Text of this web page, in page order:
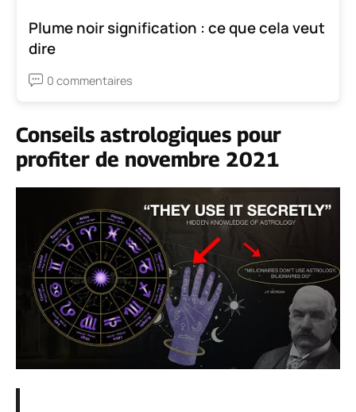
Plume noir signification : ce que cela veut
dire
0 commentaires
Conseils astrologiques pour
profiter de novembre 2021